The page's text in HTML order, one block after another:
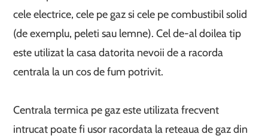
cele electrice, cele pe gaz si cele pe combustibil solid
(de exemplu, peleti sau lemne). Cel de-al doilea tip
este utilizat la casa datorita nevoii de a racorda
centrala la un cos de fum potrivit.
Centrala termica pe gaz este utilizata frecvent
intrucat poate fi usor racordata la reteaua de gaz din